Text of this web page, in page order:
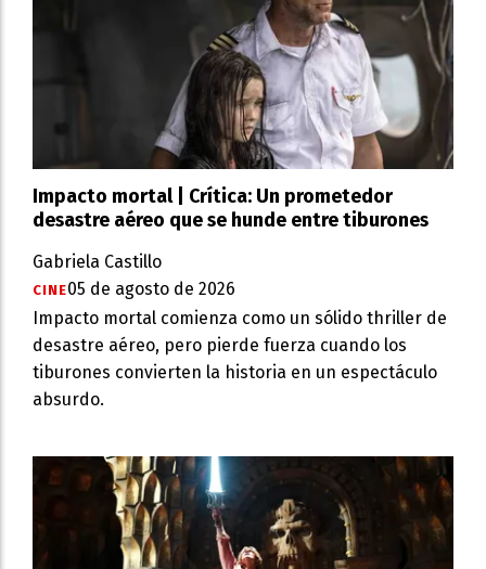
Impacto mortal | Crítica: Un prometedor
desastre aéreo que se hunde entre tiburones
Gabriela Castillo
CINE05 de agosto de 2026
Impacto mortal comienza como un sólido thriller de
desastre aéreo, pero pierde fuerza cuando los
tiburones convierten la historia en un espectáculo
absurdo.